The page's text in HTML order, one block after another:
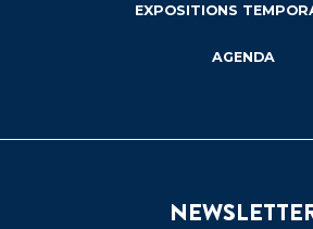
EXPOSITIONS
AGENDA